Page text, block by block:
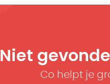
Niet
Co helpt je